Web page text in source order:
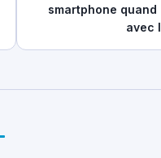
smartphone quand
avec